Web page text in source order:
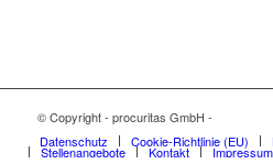
© Copyright - procuritas GmbH -
Datenschutz
Cookie-Richtlinie (EU)
Stellenangebote Kontakt Impressum